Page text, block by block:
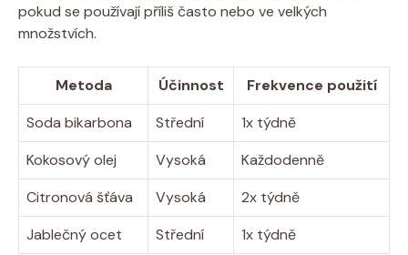
pokud se používají příliš často nebo ve velkých
množstvích.
Metoda Účinnost
Frekvence použití
Soda bikarbona
Střední
1x týdně
Kokosový olej
Vysoká
Každodenně
Citronová šťáva
Vysoká
2x týdně
Jablečný ocet
Střední 1x týdně